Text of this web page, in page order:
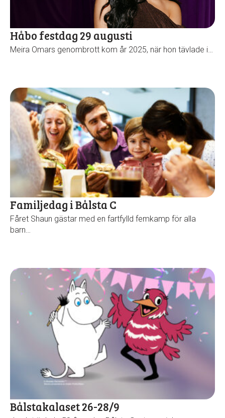
Håbo festdag 29 augusti
Meira Omars genombrott kom år 2025, när hon tävlade i…
Familjedag i Bålsta C
Fåret Shaun gästar med en fartfylld femkamp för alla
barn…
Bålstakalaset 26-28/9